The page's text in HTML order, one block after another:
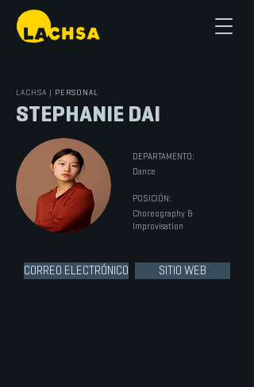
LACHSA | PERSONAL
STEPHANIE DAI
DEPARTAMENTO:
Dance
POSICIÓN:
Choreography &
Improvisation
CORREO ELECTRÓNICO SITIO WEB